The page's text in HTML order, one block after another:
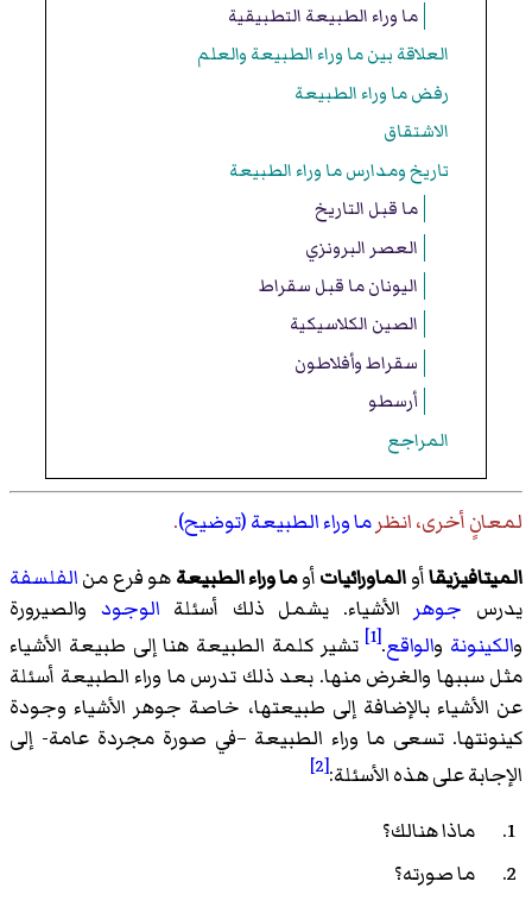
ما وراء الطبيعة التطبيقية
العلاقة بين ما وراء الطبيعة والعلم
رفض ما وراء الطبيعة
الاشتقاق
تاريخ ومدارس ما وراء الطبيعة
ما قبل التاريخ
العصر البرونزي
اليونان ما قبل سقراط
الصين الكلاسيكية
سقراط وأفلاطون
أرسطو
المراجع
لمعانٍ أخرى، انظرما وراء الطبيعة (توضيح).
الميتافيزيقاأوالماورائياتأوما وراء الطبيعةهو فرع منالفلسفة
يدرس جوهر الأشياء. يشمل ذلك أسئلة الوجود والصيرورة
والكينونة والواقع.
[1]
تشير كلمة الطبيعة هنا إلى طبيعة الأشياء
مثل سببها والغرض منها. بعد ذلك تدرس ما وراء الطبيعة أسئلة
عن الأشياء بالإضافة إلى طبيعتها، خاصة جوهر الأشياء وجودة
كينونتها. تسعى ما وراء الطبيعة –في صورة مجردة عامة- إلى
الإجابة على هذه الأسئلة:[2]
ماذا هنالك؟
ما صورته؟